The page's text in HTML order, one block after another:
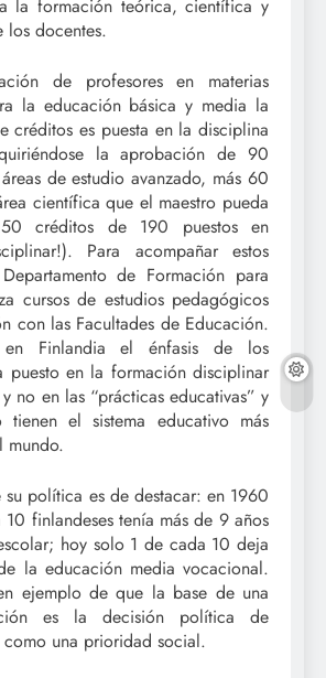
la formación teórica, científica y
docentes.
de profesores en materias
la educación básica y media la
créditos es puesta en la disciplina
la aprobación de 90
de estudio avanzado, más 60
científica que el maestro pueda
créditos de 190 puestos en
Para acompañar estos
de Formación para
cursos de estudios pedagógicos
con las Facultades de Educación.
en Finlandia el énfasis de los
puesto en la formación disciplinar
no en las “prácticas educativas” y
el sistema educativo más
mundo.
su política es de destacar: en 1960
finlandeses tenía más de 9 años
hoy solo 1 de cada 10 deja
la educación media vocacional.
ejemplo de que la base de una
es la decisión política de
como una prioridad social.